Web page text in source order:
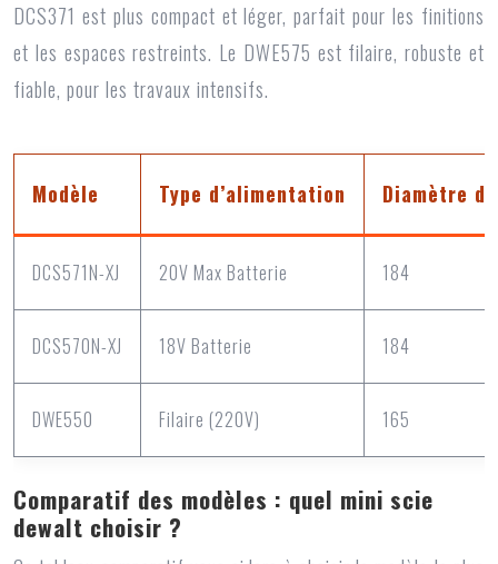
DCS371 est plus compact et léger, parfait pour les finitions
et les espaces restreints. Le DWE575 est filaire, robuste et
fiable, pour les travaux intensifs.
Modèle Type d’alimentation Diamètre
DCS571N-XJ 20V Max Batterie 184
DCS570N-XJ 18V Batterie 184
DWE550 Filaire (220V) 165
Comparatif des modèles : quel mini scie
dewalt choisir ?